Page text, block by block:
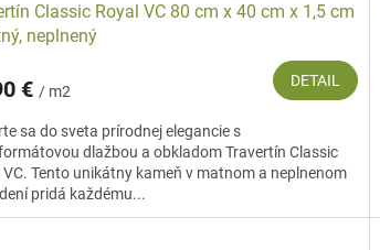
Classic Royal VC 80 cm x 40 cm x 1,5 cm
neplnený
€/ m2
DETAIL
sa do sveta prírodnej elegancie s
dlažbou a obkladom Travertín Classic
VC. Tento unikátny kameň v matnom a neplnenom
pridá každému...